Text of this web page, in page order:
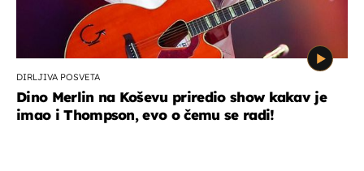
DIRLJIVA POSVETA
Dino Merlin na Koševu priredio show kakav je
imao i Thompson, evo o čemu se radi!